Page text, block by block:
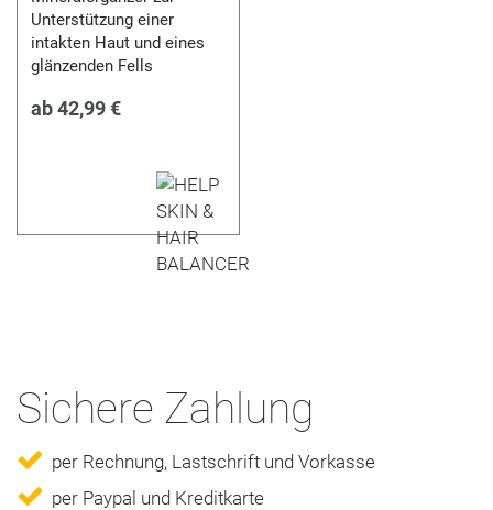
Unterstützung einer
intakten Haut und eines
glänzenden Fells
ab42,99 €
Sichere Zahlung
per Rechnung, Lastschrift und Vorkasse
per Paypal und Kreditkarte